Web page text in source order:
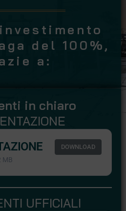
del 100%,
a:
in chiaro
MB
DOWNLOAD
UFFICIALI